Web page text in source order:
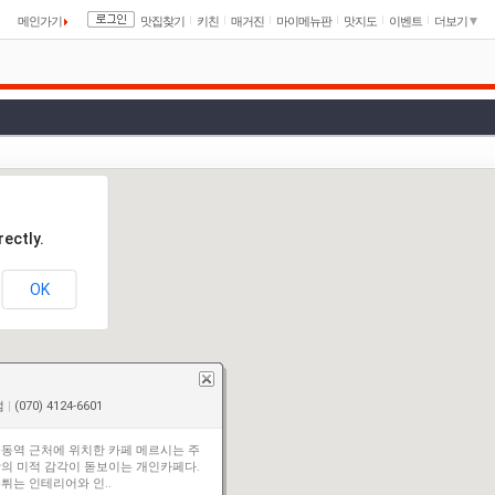
더보기
메인가기 맛집찾기 키친 매거진 마이메뉴판 맛지도 이벤트
| (070) 4124-6601
역 근처에 위치한 카페 메르시는 주
미적 감각이 돋보이는 개인카페다.
는 인테리어와 인..
OK